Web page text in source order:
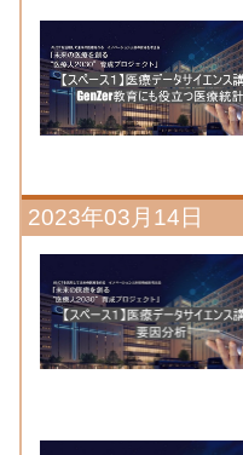
2023年03月14日